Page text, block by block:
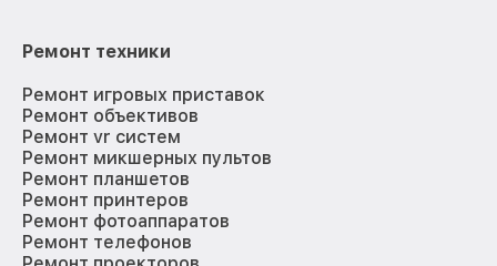
Ремонт техники
Ремонт игровых приставок
Ремонт объективов
Ремонт vr систем
Ремонт микшерных пультов
Ремонт планшетов
Ремонт принтеров
Ремонт фотоаппаратов
Ремонт телефонов